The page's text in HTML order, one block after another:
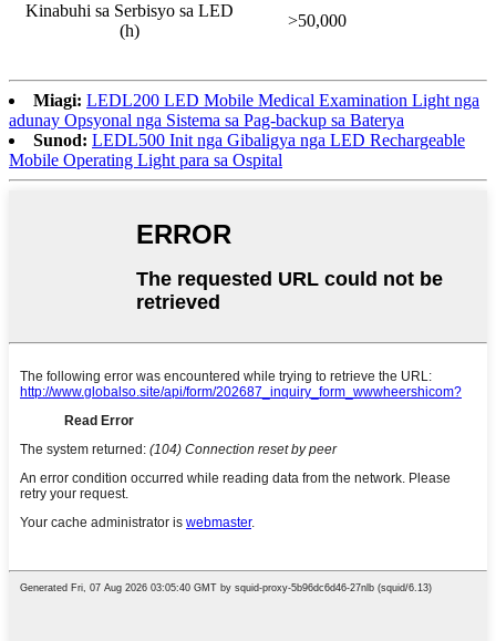
Kinabuhi sa Serbisyo sa LED
(h)
>50,000
Miagi: LEDL200 LED Mobile Medical Examination Light nga
adunay Opsyonal nga Sistema sa Pag-backup sa Baterya
Sunod: LEDL500 Init nga Gibaligya nga LED Rechargeable
Mobile Operating Light para sa Ospital